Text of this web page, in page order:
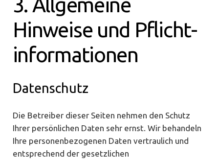
Hinweise und Pflicht­
informationen
Datenschutz
Die Betreiber dieser Seiten nehmen den Schutz
Ihrer persönlichen Daten sehr ernst. Wir behandeln
Ihre personenbezogenen Daten vertraulich und
entsprechend der gesetzlichen